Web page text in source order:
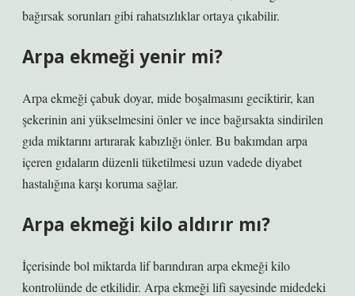
bağırsak sorunları gibi rahatsızlıklar ortaya çıkabilir.
Arpa ekmeği yenir mi?
Arpa ekmeği çabuk doyar, mide boşalmasını geciktirir, kan
şekerinin ani yükselmesini önler ve ince bağırsakta sindirilen
gıda miktarını artırarak kabızlığı önler. Bu bakımdan arpa
içeren gıdaların düzenli tüketilmesi uzun vadede diyabet
hastalığına karşı koruma sağlar.
Arpa ekmeği kilo aldırır mı?
İçerisinde bol miktarda lif barındıran arpa ekmeği kilo
kontrolünde de etkilidir. Arpa ekmeği lifi sayesinde midedeki